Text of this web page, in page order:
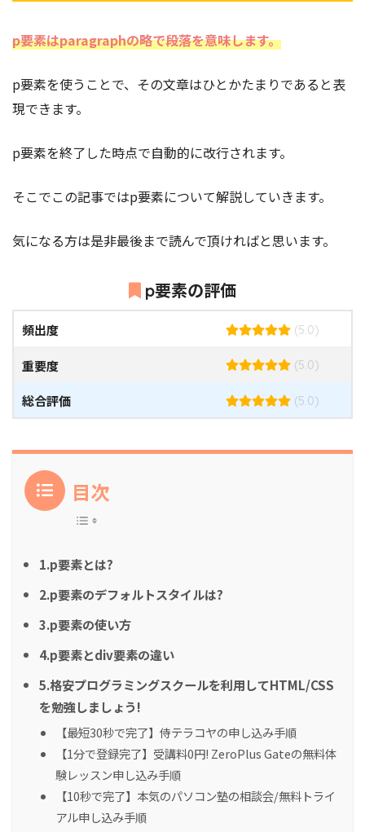
p要素はparagraphの略で段落を意味します。
p要素を使うことで、その文章はひとかたまりであると表
現できます。
p要素を終了した時点で自動的に改行されます。
そこでこの記事ではp要素について解説していきます。
気になる方は是非最後まで読んで頂ければと思います。
p要素の評価
頻出度 (5.0)
重要度 (5.0)
総合評価 (5.0)
目次
1.p要素とは?
2.p要素のデフォルトスタイルは?
3.p要素の使い方
4.p要素とdiv要素の違い
5.格安プログラミングスクールを利用してHTML/CSS
を勉強しましょう!
【最短30秒で完了】侍テラコヤの申し込み手順
【1分で登録完了】受講料0円! ZeroPlus Gateの無料体
験レッスン申し込み手順
【10秒で完了】本気のパソコン塾の相談会/無料トライ
アル申し込み手順